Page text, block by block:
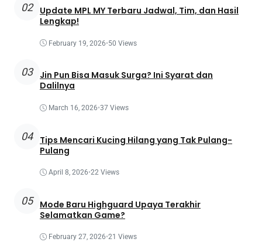
02
Update MPL MY Terbaru Jadwal, Tim, dan Hasil
Lengkap!
February 19, 2026•50 Views
03
Jin Pun Bisa Masuk Surga? Ini Syarat dan
Dalilnya
March 16, 2026•37 Views
04
Tips Mencari Kucing Hilang yang Tak Pulang-
Pulang
April 8, 2026•22 Views
05
Mode Baru Highguard Upaya Terakhir
Selamatkan Game?
February 27, 2026•21 Views